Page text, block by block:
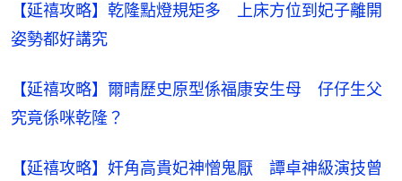
【延禧攻略】乾隆點燈規矩多　上床方位到妃子離開
姿勢都好講究
【延禧攻略】爾晴歷史原型係福康安生母　仔仔生父
究竟係咪乾隆？
【延禧攻略】奸角高貴妃神憎鬼厭　譚卓神級演技曾